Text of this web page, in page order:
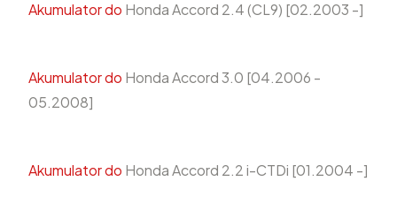
Akumulator do Honda Accord 2.4 (CL9) [02.2003 -]
Akumulator do Honda Accord 3.0 [04.2006 -
05.2008]
Akumulator do Honda Accord 2.2 i-CTDi [01.2004 -]